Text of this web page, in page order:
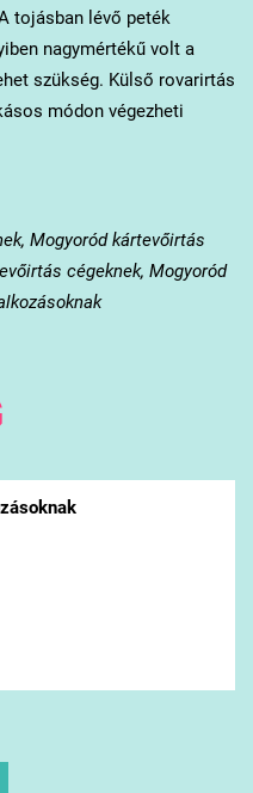
tojásban lévő peték
nagymértékű volt a
szükség. Külső rovarirtás
módon végezheti
Mogyoród kártevőirtás
cégeknek, Mogyoród